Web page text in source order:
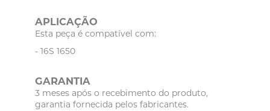
APLICAÇÃO
Esta peça é compatível com:
- 16S 1650
GARANTIA
3 meses após o recebimento do produto,
garantia fornecida pelos fabricantes.